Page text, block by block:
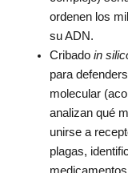
ordenen los
su ADN.
Cribado in
para
molecular
analizan qué
unirse a
plagas,